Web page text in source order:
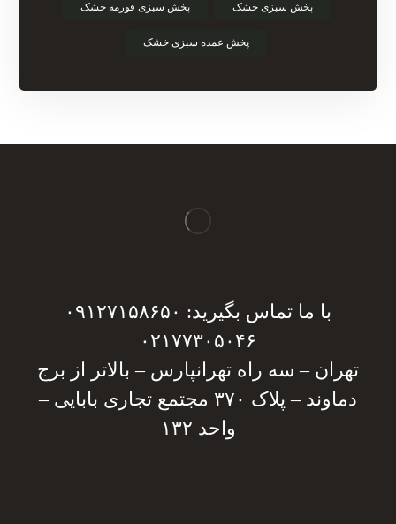
پخش سبزی خشک پخش سبزی قورمه خشک
پخش عمده سبزی خشک
با ما تماس بگیرید: ۰۹۱۲۷۱۵۸۶۵۰
۰۲۱۷۷۳۰۵۰۴۶
تهران – سه راه تهرانپارس – بالاتر از برج
دماوند – پلاک ۳۷۰ مجتمع تجاری بابایی –
واحد ۱۳۲